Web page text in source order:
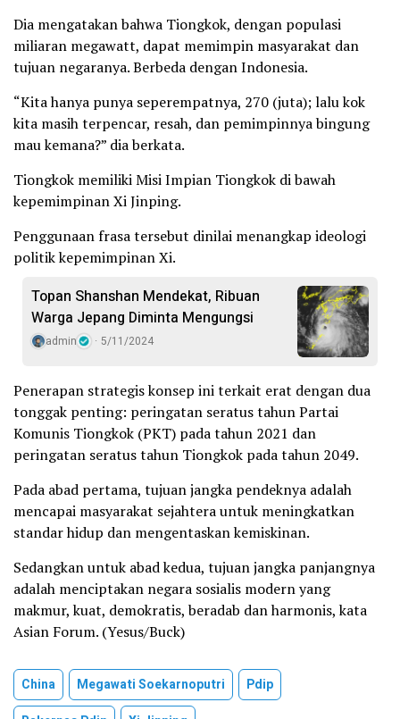
Dia mengatakan bahwa Tiongkok, dengan populasi
miliaran megawatt, dapat memimpin masyarakat dan
tujuan negaranya. Berbeda dengan Indonesia.
“Kita hanya punya seperempatnya, 270 (juta); lalu kok
kita masih terpencar, resah, dan pemimpinnya bingung
mau kemana?” dia berkata.
Tiongkok memiliki Misi Impian Tiongkok di bawah
kepemimpinan Xi Jinping.
Penggunaan frasa tersebut dinilai menangkap ideologi
politik kepemimpinan Xi.
Topan Shanshan Mendekat, Ribuan
Warga Jepang Diminta Mengungsi
admin 5/11/2024
Penerapan strategis konsep ini terkait erat dengan dua
tonggak penting: peringatan seratus tahun Partai
Komunis Tiongkok (PKT) pada tahun 2021 dan
peringatan seratus tahun Tiongkok pada tahun 2049.
Pada abad pertama, tujuan jangka pendeknya adalah
mencapai masyarakat sejahtera untuk meningkatkan
standar hidup dan mengentaskan kemiskinan.
Sedangkan untuk abad kedua, tujuan jangka panjangnya
adalah menciptakan negara sosialis modern yang
makmur, kuat, demokratis, beradab dan harmonis, kata
Asian Forum. (Yesus/Buck)
China Megawati Soekarnoputri
Pdip